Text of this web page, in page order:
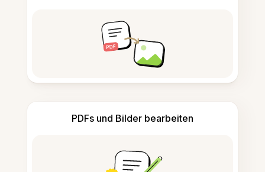
PDFs und Bilder bearbeiten